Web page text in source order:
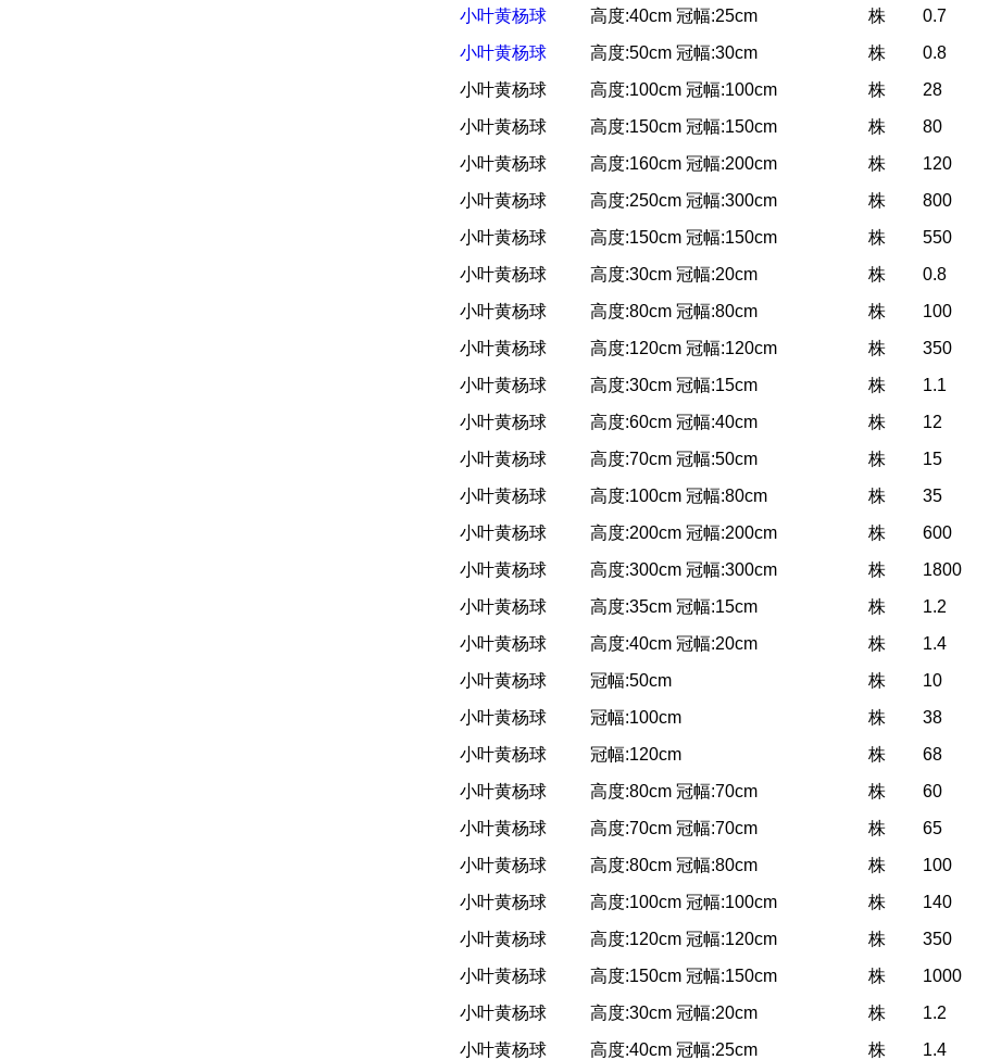
小叶黄杨球 高度:40cm 冠幅:25cm 株
0.7
小叶黄杨球
高度:50cm 冠幅:30cm 株
0.8
小叶黄杨球
高度:100cm 冠幅:100cm 株
28
小叶黄杨球
高度:150cm 冠幅:150cm 株
80
小叶黄杨球
高度:160cm 冠幅:200cm 株
120
小叶黄杨球
高度:250cm 冠幅:300cm 株
800
小叶黄杨球
高度:150cm 冠幅:150cm 株 550
小叶黄杨球
高度:30cm 冠幅:20cm 株 0.8
小叶黄杨球
高度:80cm 冠幅:80cm 株
100
小叶黄杨球
高度:120cm 冠幅:120cm 株
350
小叶黄杨球
高度:30cm 冠幅:15cm 株 1.1
小叶黄杨球 高度:60cm 冠幅:40cm 株
12
小叶黄杨球
高度:70cm 冠幅:50cm 株
15
小叶黄杨球
高度:100cm 冠幅:80cm 株
35
小叶黄杨球
高度:200cm 冠幅:200cm 株
600
小叶黄杨球
高度:300cm 冠幅:300cm 株
1800
小叶黄杨球
高度:35cm 冠幅:15cm 株 1.2
小叶黄杨球 高度:40cm 冠幅:20cm 株
1.4
小叶黄杨球
冠幅:50cm 株
10
小叶黄杨球
冠幅:100cm 株
38
小叶黄杨球
冠幅:120cm 株
68
小叶黄杨球
高度:80cm 冠幅:70cm 株 60
小叶黄杨球
高度:70cm 冠幅:70cm 株 65
小叶黄杨球 高度:80cm 冠幅:80cm 株
100
小叶黄杨球
高度:100cm 冠幅:100cm 株
140
小叶黄杨球
高度:120cm 冠幅:120cm 株
350
小叶黄杨球
高度:150cm 冠幅:150cm 株
1000
小叶黄杨球
高度:30cm 冠幅:20cm 株 1.2
小叶黄杨球 高度:40cm 冠幅:25cm 株
1.4